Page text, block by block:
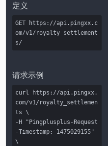
定义
GET https://api.pingxx.c
om/v1/royalty_settlement
s/
请求示例
curl https://api.pingxx.
com/v1/royalty_settlemen
ts \
-H "Pingplusplus-Request
-Timestamp: 1475029155"
\